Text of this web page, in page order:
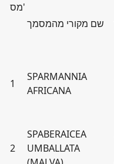
מס'
שם מקורי מהמסמך
1
SPARMANNIA
AFRICANA
2
SPABERAICEA
UMBALLATA